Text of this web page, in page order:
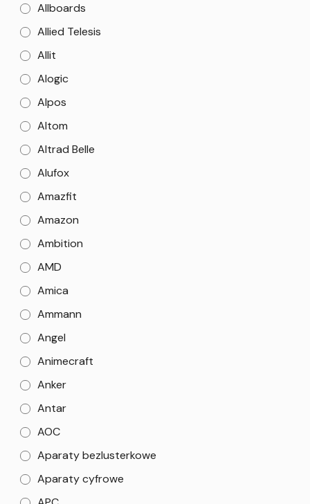
Allboards
Allied Telesis
Allit
Alogic
Alpos
Altom
Altrad Belle
Alufox
Amazfit
Amazon
Ambition
AMD
Amica
Ammann
Angel
Animecraft
Anker
Antar
AOC
Aparaty bezlusterkowe
Aparaty cyfrowe